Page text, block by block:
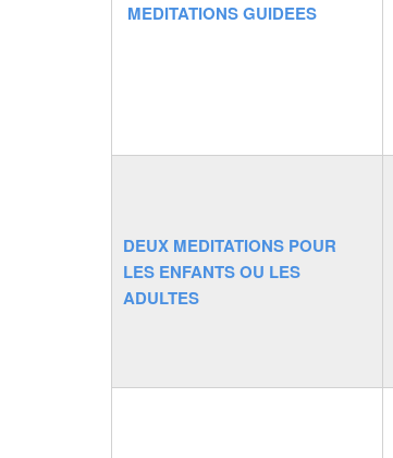
MEDITATIONS GUIDEES
DEUX MEDITATIONS POUR
LES ENFANTS OU LES
ADULTES